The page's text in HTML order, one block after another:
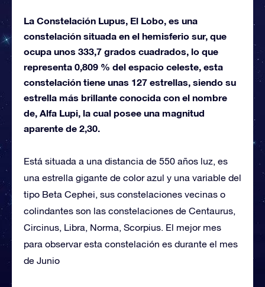
La Constelación Lupus, El Lobo, es una
constelación situada en el hemisferio sur, que
ocupa unos 333,7 grados cuadrados, lo que
representa 0,809 % del espacio celeste, esta
constelación tiene unas 127 estrellas, siendo su
estrella más brillante conocida con el nombre
de, Alfa Lupi, la cual posee una magnitud
aparente de 2,30.
Está situada a una distancia de 550 años luz, es
una estrella gigante de color azul y una variable del
tipo Beta Cephei, sus constelaciones vecinas o
colindantes son las constelaciones de Centaurus,
Circinus, Libra, Norma, Scorpius. El mejor mes
para observar esta constelación es durante el mes
de Junio